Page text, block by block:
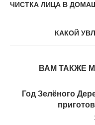
ЧИСТКА ЛИЦА В
КАКОЙ
ВАМ ТАКЖЕ
Год Зелёного